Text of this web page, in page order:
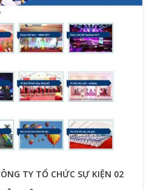
TY TỔ CHỨC SỰ KIỆN 02